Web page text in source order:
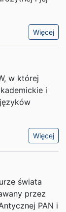
Więcej
w której
i
Więcej
świata
przez
PAN i